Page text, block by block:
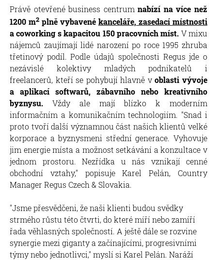
Právě otevřené business centrum nabízí na více než
1200 m2 plně vybavené kanceláře, zasedací místnosti
a coworking s kapacitou 150 pracovních míst. V mixu
nájemců zaujímají lidé narození po roce 1995 zhruba
třetinový podíl. Podle údajů společnosti Regus jde o
nezávislé kolektivy mladých podnikatelů i
freelancerů, kteří se pohybují hlavně voblasti vývoje
a aplikací softwarů, zábavního nebo kreativního
byznysu. Vždy ale mají blízko k moderním
informačním a komunikačním technologiím. "Snad i
proto tvoří další významnou část našich klientů velké
korporace a byznysmeni střední generace. Vyhovuje
jim energie místa a možnost setkávání a konzultace v
jednom prostoru. Nezřídka u nás vznikají cenné
obchodní vztahy," popisuje Karel Pelán, Country
Manager Regus Czech & Slovakia.
"Jsme přesvědčeni, že naši klienti budou svědky
strmého růstu této čtvrti, do které míří nebo zamíří
řada věhlasných společností. A ještě dále se rozvine
synergie mezi giganty a začínajícími, progresivními
týmy nebo jednotlivci," myslí si Karel Pelán. Naráží